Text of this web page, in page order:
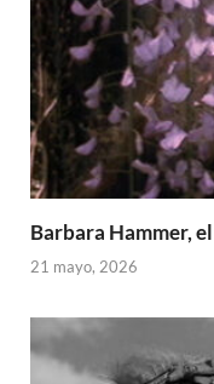
Barbara Hammer,
21 mayo, 2026